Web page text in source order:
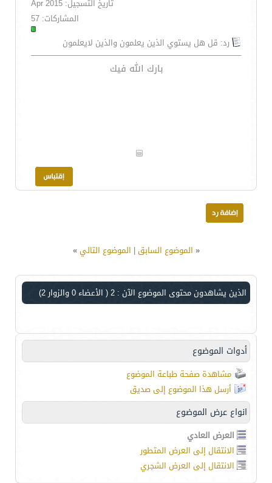
تاريخ التسجيل: Apr 2015
المشاركات: 57
رد: قل هل يستوي الذين يعلمون والذين لايعلمون
بارك الله فيك
« الموضوع السابق| الموضوع التالي»
الذين يشاهدون محتوى الموضوع الآن : 2 ( الأعضاء 0 والزوار 2)
أدوات الموضوع
مشاهدة صفحة طباعة الموضوع
أرسل هذا الموضوع إلى صديق
انواع عرض الموضوع
العرض العادي
الانتقال إلى العرض المتطور
الانتقال إلى العرض الشجري